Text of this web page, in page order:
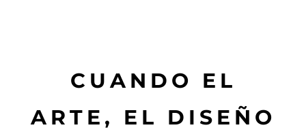
CUANDO EL
ARTE, EL DISEÑO